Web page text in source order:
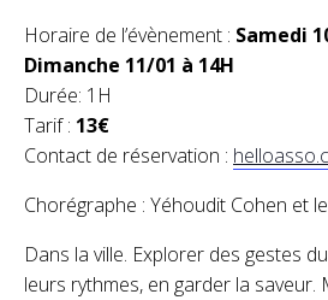
Horaire de l’évènement : Samedi
Dimanche 11/01 à 14H
Durée: 1H
Tarif : 13€
Contact de réservation :
Chorégraphe : Yéhoudit Cohen et
Dans la ville. Explorer des gestes
leurs rythmes, en garder la saveur.